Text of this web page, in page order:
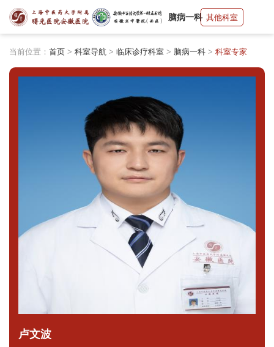
脑病一科 其他科室
当前位置： 首页 > 科室导航 > 临床诊疗科室 > 脑病一科 > 科室专家
卢文波